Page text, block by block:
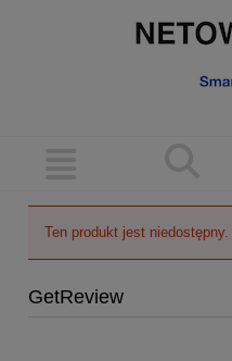
Ten produkt jest niedostępny.
GetReview